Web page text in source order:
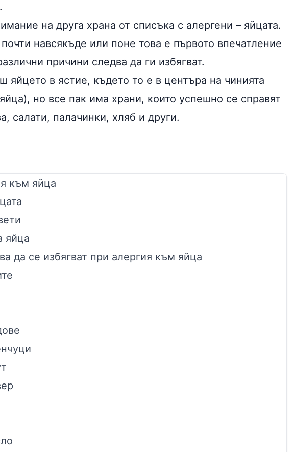
на друга храна от списъка с алергени – яйцата.
навсякъде или поне това е първото впечатление
причини следва да ги избягват.
яйцето в ястие, където то е в центъра на чинията
но все пак има храни, които успешно се справят
салати, палачинки, хляб и други.
към яйца
яйца
да се избягват при алергия към яйца